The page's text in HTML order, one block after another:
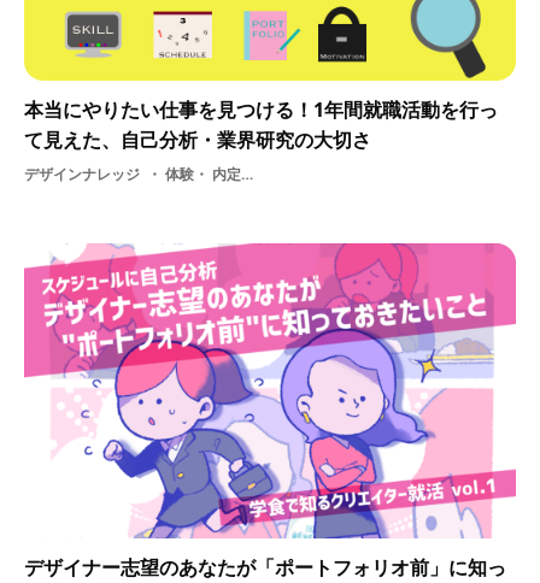
本当にやりたい仕事を見つける！1年間就職活動を行っ
て見えた、自己分析・業界研究の大切さ
デザインナレッジ 体験・ 内定・ モチベーション・ 学生・ 就職活動・ 情報・ 美大生・ 採用・ デザイン・ 採用サイト・ 就活・ インターンシップ・ DESIGN・ 仕事
デザイナー志望のあなたが「ポートフォリオ前」に知っ